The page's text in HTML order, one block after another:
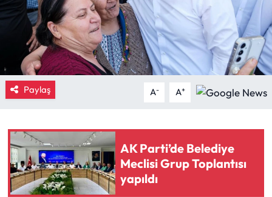
Paylaş A- A+
AK Parti’de Belediye
Meclisi Grup Toplantısı
yapıldı
Güncel
İskilip Haberleri
Kargı Haberleri
Kültür Sanat
Laçin Haberleri